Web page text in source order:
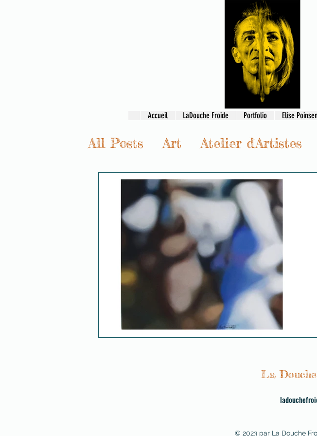
Accueil LaDouche Froide Portfolio Elise
All Posts Art Atelier d'Artistes
Transmission & création
La
© 2023 par La Douche